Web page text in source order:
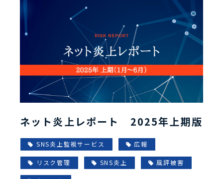
ネット炎上レポート 2025年上期版
SNS炎上監視サービス 広報
リスク管理 SNS炎上 風評被害